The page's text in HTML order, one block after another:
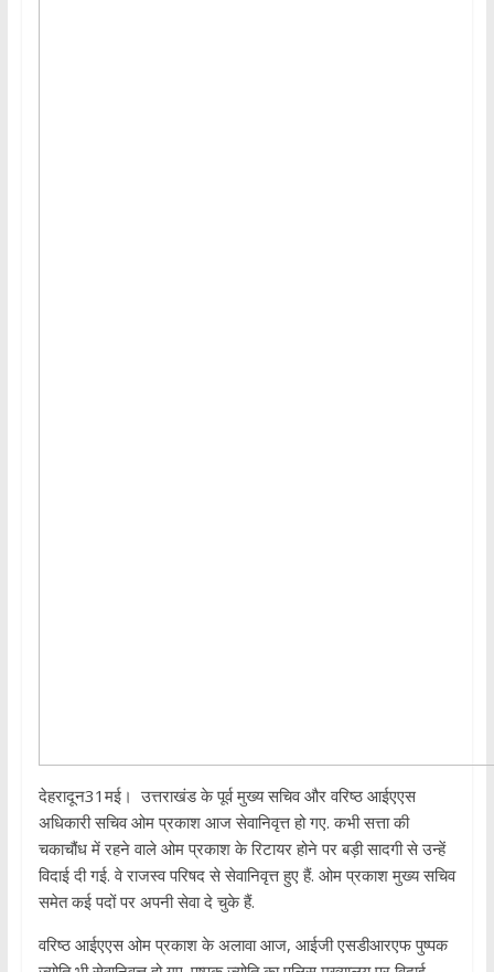
देहरादून31मई। उत्तराखंड के पूर्व मुख्य सचिव और वरिष्ठ आईएएस
अधिकारी सचिव ओम प्रकाश आज सेवानिवृत्त हो गए. कभी सत्ता की
चकाचौंध में रहने वाले ओम प्रकाश के रिटायर होने पर बड़ी सादगी से उन्हें
विदाई दी गई. वे राजस्व परिषद से सेवानिवृत्त हुए हैं. ओम प्रकाश मुख्य सचिव
समेत कई पदों पर अपनी सेवा दे चुके हैं.
वरिष्ठ आईएएस ओम प्रकाश के अलावा आज, आईजी एसडीआरएफ पुष्पक